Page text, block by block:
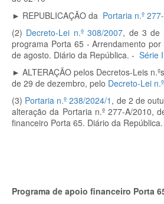
► REPUBLICAÇÃO da Portaria n.º
(2) Decreto-Lei n.º 308/2007, de 3 de
programa Porta 65 - Arrendamento
de agosto. Diário da República. - Série
►ALTERAÇÃO pelos Decretos-Leis
de 29 de dezembro, pelo Decreto-Lei
(3) Portaria n.º 238/2024/1 , de 2 de
alteração da Portaria n.º 277-A/2010,
financeiro Porta 65. Diário da
Programa de apoio financeiro Porta